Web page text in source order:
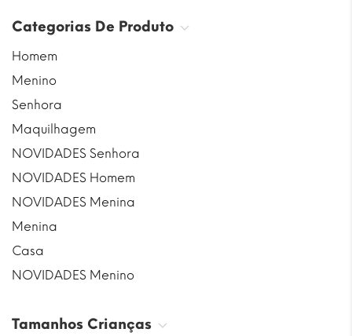
Categorias De Produto
Homem
Menino
Senhora
Maquilhagem
NOVIDADES Senhora
NOVIDADES Homem
NOVIDADES Menina
Menina
Casa
NOVIDADES Menino
Tamanhos Crianças